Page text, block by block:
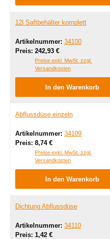
12l Saftbehälter komplett
Artikelnummer: 34100
Preis: Regulärer Preis:
242,93 €
Preise exkl. MwSt. zzgl.
Versandkosten
In den Warenkorb
Abflussdüse einzeln
Artikelnummer: 34109
Preis: Regulärer Preis:
8,74 €
Preise exkl. MwSt. zzgl.
Versandkosten
In den Warenkorb
Dichtung Abflussdüse
Artikelnummer: 34110
Preis: Regulärer Preis:
1,42 €